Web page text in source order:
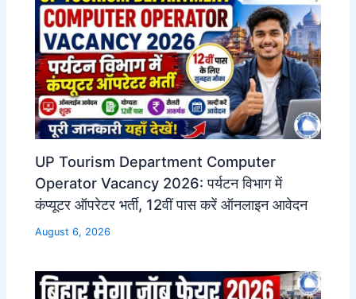
UP Tourism Department Computer
Operator Vacancy 2026: पर्यटन विभाग में
कंप्यूटर ऑपरेटर भर्ती, 12वीं पास करें ऑनलाइन आवेदन
August 6, 2026